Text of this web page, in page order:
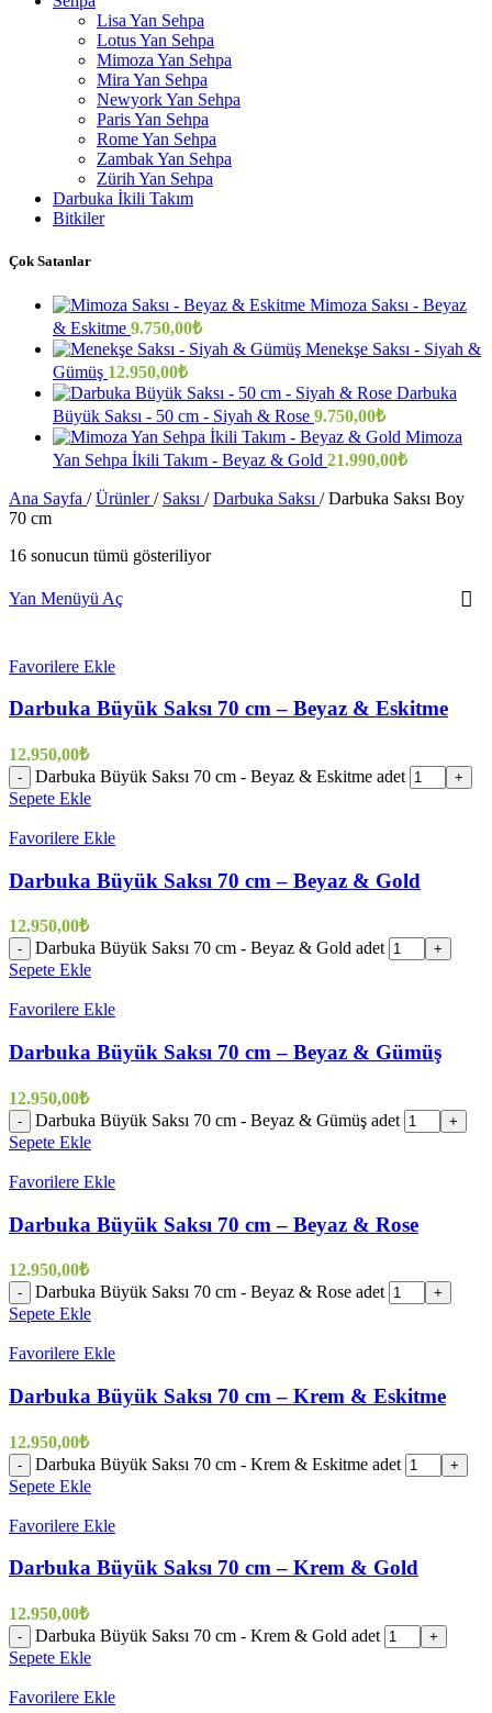
Lisa Yan Sehpa
Lotus Yan Sehpa
Mimoza Yan Sehpa
Mira Yan Sehpa
Newyork Yan Sehpa
Paris Yan Sehpa
Rome Yan Sehpa
Zambak Yan Sehpa
Zürih Yan Sehpa
Darbuka İkili Takım
Bitkiler
Çok Satanlar
Mimoza Saksı - Beyaz
& Eskitme 9.750,00₺
Menekşe Saksı - Siyah &
Gümüş 12.950,00₺
Darbuka
Büyük Saksı - 50 cm - Siyah & Rose 9.750,00₺
Mimoza
Yan Sehpa İkili Takım - Beyaz & Gold 21.990,00₺
Ana Sayfa / Ürünler/ Saksı / Darbuka Saksı / Darbuka Saksı Boy
70 cm
16 sonucun tümü gösteriliyor
Yan Menüyü Aç
Favorilere Ekle
Darbuka Büyük Saksı 70 cm – Beyaz & Eskitme
12.950,00₺
- Darbuka Büyük Saksı 70 cm - Beyaz & Eskitme adet +
Sepete Ekle
Favorilere Ekle
Darbuka Büyük Saksı 70 cm – Beyaz & Gold
12.950,00₺
- Darbuka Büyük Saksı 70 cm - Beyaz & Gold adet +
Sepete Ekle
Favorilere Ekle
Darbuka Büyük Saksı 70 cm – Beyaz & Gümüş
12.950,00₺
- Darbuka Büyük Saksı 70 cm - Beyaz & Gümüş adet +
Sepete Ekle
Favorilere Ekle
Darbuka Büyük Saksı 70 cm – Beyaz & Rose
12.950,00₺
- Darbuka Büyük Saksı 70 cm - Beyaz & Rose adet +
Sepete Ekle
Favorilere Ekle
Darbuka Büyük Saksı 70 cm – Krem & Eskitme
12.950,00₺
- Darbuka Büyük Saksı 70 cm - Krem & Eskitme adet +
Sepete Ekle
Favorilere Ekle
Darbuka Büyük Saksı 70 cm – Krem & Gold
12.950,00₺
- Darbuka Büyük Saksı 70 cm - Krem & Gold adet +
Sepete Ekle
Favorilere Ekle